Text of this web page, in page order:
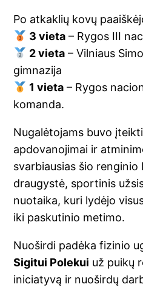
Po atkaklių kovų
3 vieta– Rygos III
2 vieta– Vilniaus
gimnazija
1 vieta– Rygos
komanda.
Nugalėtojams buvo
apdovanojimai ir
svarbiausias šio renginio
draugystė, sportinis
nuotaika, kuri lydėjo
iki paskutinio metimo.
Nuoširdi padėka fizinio
Sigitui Polekui už puikų
iniciatyvą ir nuoširdų